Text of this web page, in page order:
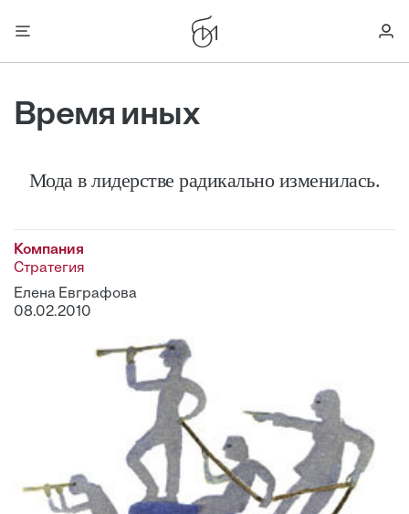
Время иных
Мода в лидерстве радикально изменилась.
Компания
Стратегия
Елена Евграфова
08.02.2010